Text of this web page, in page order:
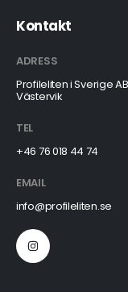
Kontakt
ADRESS
Profileliten i Sverige
Västervik
TEL
+46 76 018 44 74
EMAIL
info@profileliten.se